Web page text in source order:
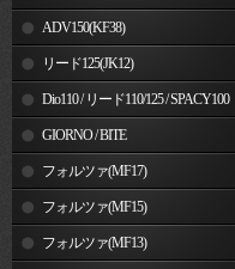
ADV150(KF38)
リード125(JK12)
Dio110 / リード110/125 / SPACY100
GIORNO / BITE
フォルツァ(MF17)
フォルツァ(MF15)
フォルツァ(MF13)